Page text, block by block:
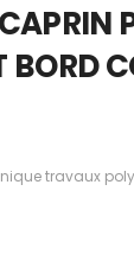
BORD
travaux